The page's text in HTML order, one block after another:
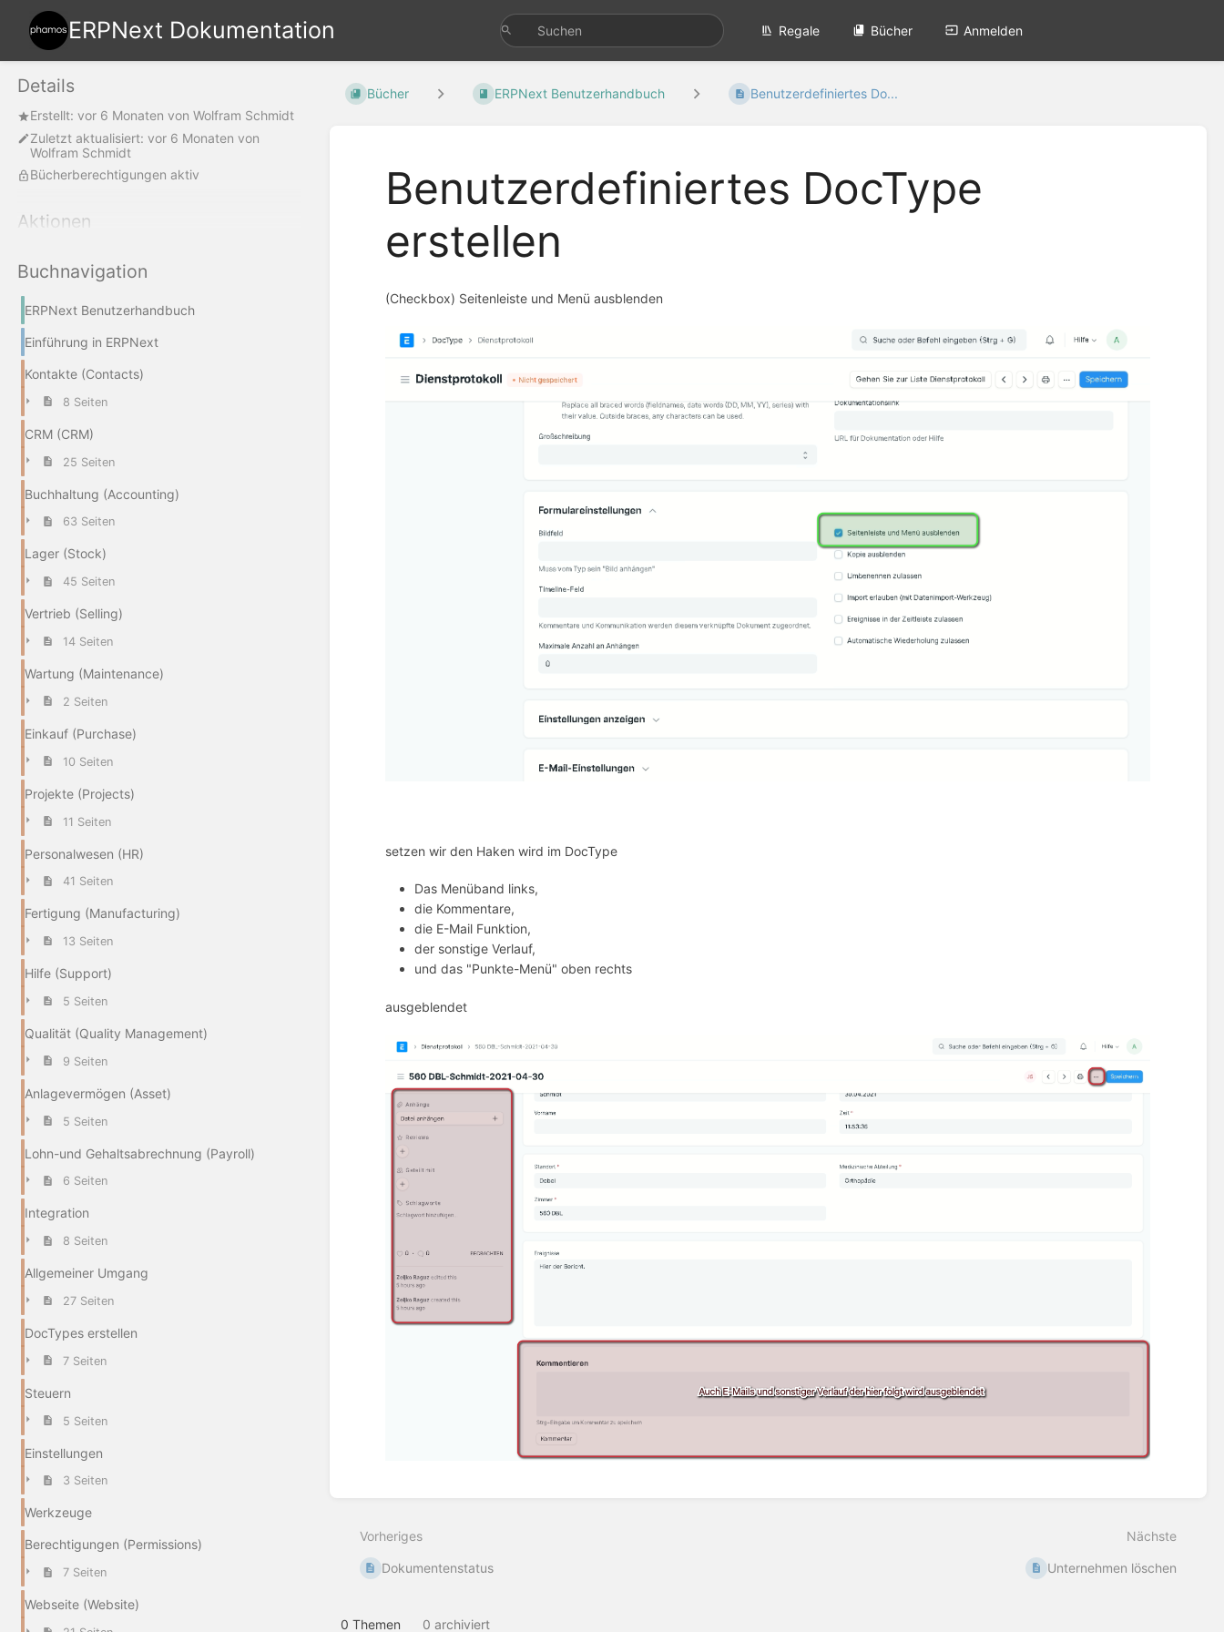
ERPNext Dokumentation Regale Bücher Anmelden
Details
Erstellt: vor 6 Monaten von Wolfram Schmidt
Zuletzt aktualisiert: vor 6 Monaten von
Wolfram Schmidt
Bücherberechtigungen aktiv
Aktionen
Buchnavigation
ERPNext Benutzerhandbuch
Einführung in ERPNext
Kontakte (Contacts)
8 Seiten
CRM (CRM)
25 Seiten
Buchhaltung (Accounting)
63 Seiten
Lager (Stock)
45 Seiten
Vertrieb (Selling)
14 Seiten
Wartung (Maintenance)
2 Seiten
Einkauf (Purchase)
10 Seiten
Projekte (Projects)
11 Seiten
Personalwesen (HR)
41 Seiten
Fertigung (Manufacturing)
13 Seiten
Hilfe (Support)
5 Seiten
Qualität (Quality Management)
9 Seiten
Anlagevermögen (Asset)
5 Seiten
Lohn-und Gehaltsabrechnung (Payroll)
6 Seiten
Integration
8 Seiten
Allgemeiner Umgang
27 Seiten
DocTypes erstellen
7 Seiten
Steuern
5 Seiten
Einstellungen
3 Seiten
Werkzeuge
Berechtigungen (Permissions)
7 Seiten
Webseite (Website)
Bücher ERPNext Benutzerhandbuch Benutzerdefiniertes Do...
Benutzerdefiniertes DocType
erstellen
(Checkbox) Seitenleiste und Menü ausblenden
setzen wir den Haken wird im DocType
Das Menüband links,
die Kommentare,
die E-Mail Funktion,
der sonstige Verlauf,
und das "Punkte-Menü" oben rechts
ausgeblendet
Vorheriges
Dokumentenstatus
Nächste
Unternehmen löschen
0 Themen 0 archiviert